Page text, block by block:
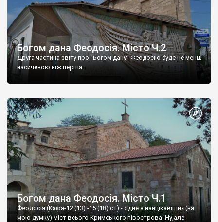
Богом дана Феодосія. Місто Ч.2
Друга частина звіту про "Богом дану" Феодосію буде не менш
насиченою ніж перша.
Богом дана Феодосія. Місто Ч.1
Феодосія (Кафа-12 (13) -15 (18) ст) - одне з найцікавіших (на
мою думку) міст всього Кримського півострова .Ну,але